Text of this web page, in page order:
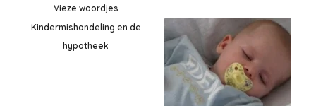
Vieze woordjes
Kindermishandeling en de
hypotheek